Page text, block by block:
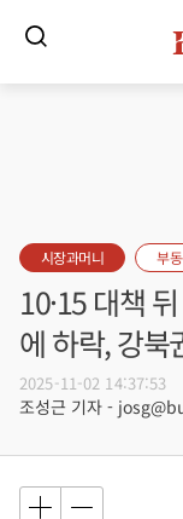
시장과머니 부
10·15 대책
에 하락, 강북
2025-11-02 14:37:53
조성근 기자 -